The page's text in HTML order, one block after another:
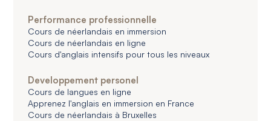
Performance professionnelle
Cours de néerlandais en immersion
Cours de néerlandais en ligne
Cours d'anglais intensifs pour tous les niveaux
Developpement personel
Cours de langues en ligne
Apprenez l'anglais en immersion en France
Cours de néerlandais à Bruxelles